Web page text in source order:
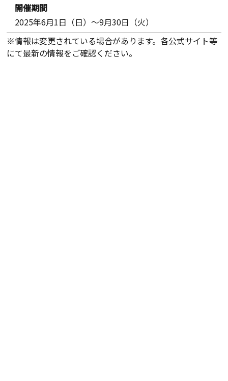
開催期間
2025年6月1日（日）～9月30日（火）
※情報は変更されている場合があります。各公式サイト等
にて最新の情報をご確認ください。